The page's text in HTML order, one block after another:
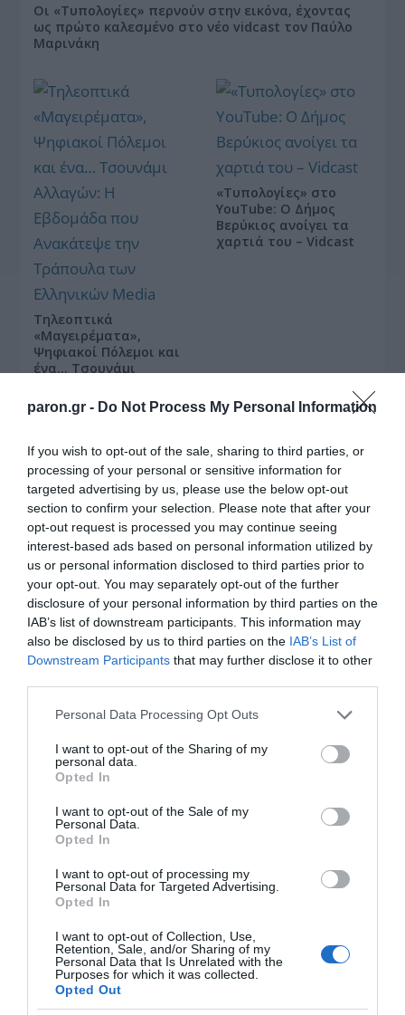
paron.gr - Do Not Process My Personal Information
If you wish to opt-out of the sale, sharing to third parties, or
processing of your personal or sensitive information for
targeted advertising by us, please use the below opt-out
section to confirm your selection. Please note that after your
opt-out request is processed you may continue seeing
interest-based ads based on personal information utilized by
us or personal information disclosed to third parties prior to
your opt-out. You may separately opt-out of the further
disclosure of your personal information by third parties on the
IAB’s list of downstream participants. This information may
also be disclosed by us to third parties on the IAB’s List of
Downstream Participants that may further disclose it to other
Please note that this website/app uses one or more Google
not limited to your visit or usage behaviour. You may click to
grant or deny consent to Google and its third-party tags to
use your data for below specified purposes in below Google
consent section.
Personal Data Processing Opt Outs
I want to opt-out of the Sharing of my
personal data.
Opted In
I want to opt-out of the Sale of my
Personal Data.
Opted In
I want to opt-out of processing my
Personal Data for Targeted Advertising.
Opted In
I want to opt-out of Collection, Use,
Retention, Sale, and/or Sharing of my
Personal Data that Is Unrelated with the
Purposes for which it was collected.
Opted Out
Οι «Τυπολογίες» περνούν στην εικόνα, έχοντας
ως πρώτο καλεσμένο στο νέο vidcast τον Παύλο
Μαρινάκη
Τηλεοπτικά
«Μαγειρέματα»,
Ψηφιακοί Πόλεμοι και
ένα… Τσουνάμι
που Ανακάτεψε την
Τράπουλα των
«Τυπολογίες» στο
YouTube: Ο Δήμος
Βερύκιος ανοίγει τα
χαρτιά του – Vidcast
ΤΣΟΥΝΑΜΙ ψηφιακής οργής… συμπαρασύρει την
κυβέρνηση
Ξορκίζουν τις διπλές
εκλογές στο Μαξίμου
Κανονικός Αύγουστος
με δυνατούς βοριάδες
Κοινοποιήστε:
Facebook
LinkedIn